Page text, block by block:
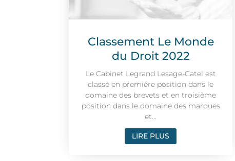
Classement Le Monde
du Droit 2022
Le Cabinet Legrand Lesage-Catel est
classé en première position dans le
domaine des brevets et en troisième
position dans le domaine des marques
et...
LIRE PLUS